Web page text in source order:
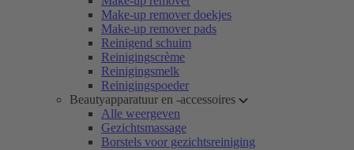
Make-up remover doekjes
Make-up remover pads
Reinigend schuim
Reinigingscrème
Reinigingsmelk
Reinigingspoeder
Beautyapparatuur en -accessoires
Alle weergeven
Gezichtsmassage
Borstels voor gezichtsreiniging